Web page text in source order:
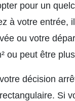
pour un
à votre entrée,
ou votre
ou peut être
décision
Si